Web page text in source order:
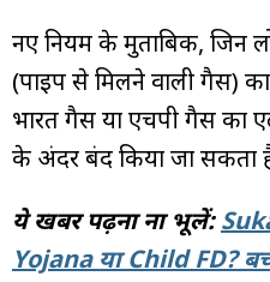
नए नियम के मुताबिक, जिन
(पाइप से मिलने वाली गैस)
भारत गैस या एचपी गैस का
के अंदर बंद किया जा सकता
ये खबर पढ़ना ना भूलें:
Yojana या Child FD?